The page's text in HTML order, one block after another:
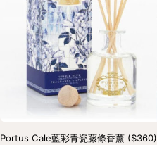
Portus Cale藍彩青瓷藤條香薰 ($360)